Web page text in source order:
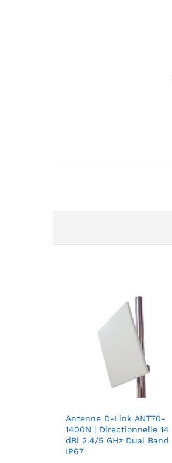
Antenne D-Link ANT70-
1400N | Directionnelle 14
dBi 2.4/5 GHz Dual Band
IP67